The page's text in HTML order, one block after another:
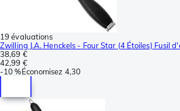
19 évaluations
Zwilling J.A. Henckels - Four Star (4 Étoiles) Fusil
38,69 €
42,99 €
-10 %Économisez 4,30